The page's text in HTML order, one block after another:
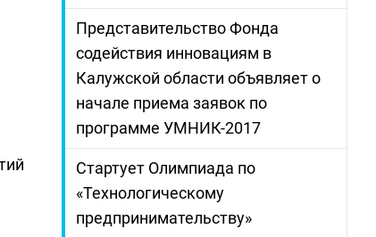
Представительство Фонда
содействия инновациям в
Калужской области объявляет о
начале приема заявок по
программе УМНИК-2017
Стартует Олимпиада по
«Технологическому
предпринимательству»